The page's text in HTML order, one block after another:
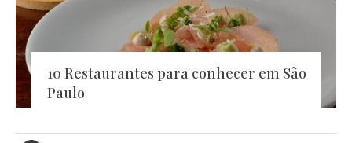
10 Restaurantes para conhecer em São
Paulo